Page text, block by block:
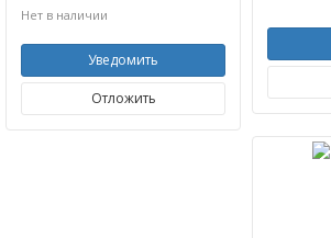
Нет в наличии
Уведомить
Отложить